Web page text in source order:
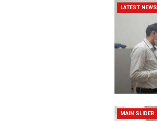
LATEST NEWS
MAIN SLIDER